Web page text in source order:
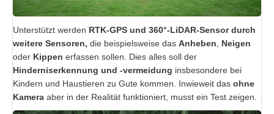
Unterstützt werden RTK-GPS und 360°-LiDAR-Sensor durch
weitere Sensoren, die beispielsweise das Anheben
Neigen
oder Kippen erfassen sollen. Dies alles soll der
Hinderniserkennung und -vermeidung insbesondere bei
Kindern und Haustieren zu Gute kommen. Inwieweit das ohne
Kamera aber in der Realität funktioniert, musst ein Test zeigen.